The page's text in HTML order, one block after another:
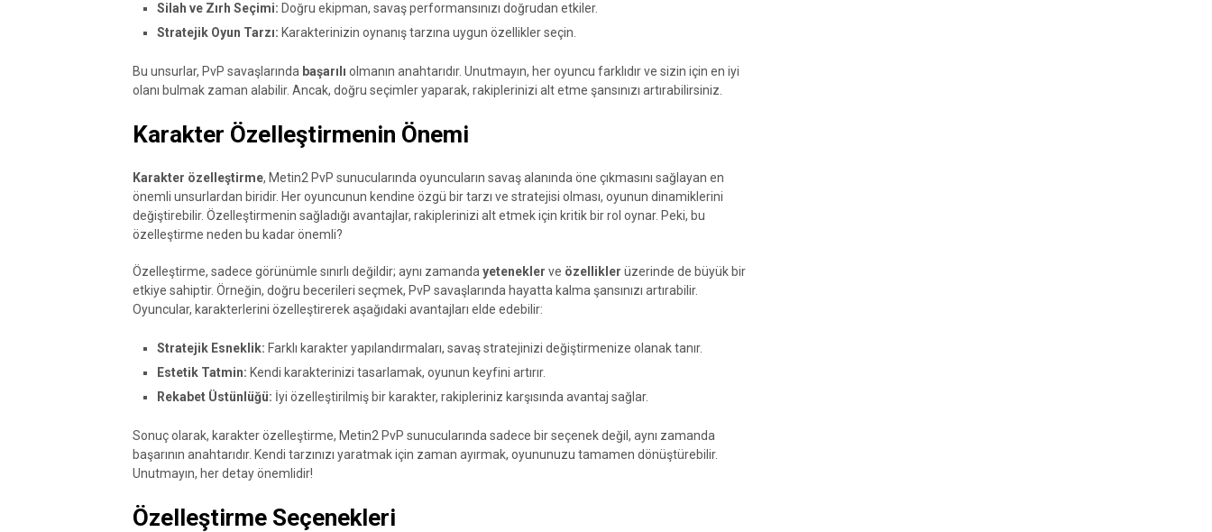
Silah ve Zırh Seçimi: Doğru ekipman, savaş performansınızı doğrudan etkiler.
Stratejik Oyun Tarzı: Karakterinizin oynanış tarzına uygun özellikler seçin.
Bu unsurlar, PvP savaşlarında başarılı olmanın anahtarıdır. Unutmayın, her oyuncu farklıdır ve sizin için en iyi
olanı bulmak zaman alabilir. Ancak, doğru seçimler yaparak, rakiplerinizi alt etme şansınızı artırabilirsiniz.
Karakter Özelleştirmenin Önemi
Karakter özelleştirme, Metin2 PvP sunucularında oyuncuların savaş alanında öne çıkmasını sağlayan en
önemli unsurlardan biridir. Her oyuncunun kendine özgü bir tarzı ve stratejisi olması, oyunun dinamiklerini
değiştirebilir. Özelleştirmenin sağladığı avantajlar, rakiplerinizi alt etmek için kritik bir rol oynar. Peki, bu
özelleştirme neden bu kadar önemli?
Özelleştirme, sadece görünümle sınırlı değildir; aynı zamanda yetenekler ve özellikler üzerinde de büyük bir
etkiye sahiptir. Örneğin, doğru becerileri seçmek, PvP savaşlarında hayatta kalma şansınızı artırabilir.
Oyuncular, karakterlerini özelleştirerek aşağıdaki avantajları elde edebilir:
Stratejik Esneklik: Farklı karakter yapılandırmaları, savaş stratejinizi değiştirmenize olanak tanır.
Estetik Tatmin: Kendi karakterinizi tasarlamak, oyunun keyfini artırır.
Rekabet Üstünlüğü: İyi özelleştirilmiş bir karakter, rakipleriniz karşısında avantaj sağlar.
Sonuç olarak, karakter özelleştirme, Metin2 PvP sunucularında sadece bir seçenek değil, aynı zamanda
başarının anahtarıdır. Kendi tarzınızı yaratmak için zaman ayırmak, oyununuzu tamamen dönüştürebilir.
Unutmayın, her detay önemlidir!
Özelleştirme Seçenekleri